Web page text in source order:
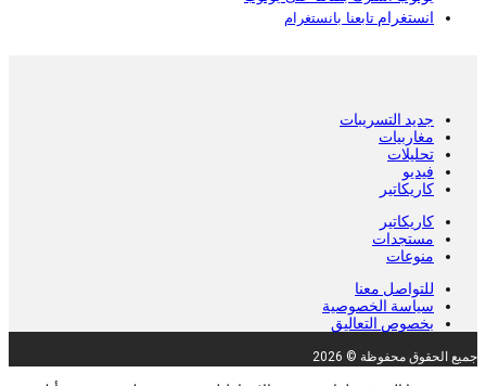
انستغرام تابعنا بانستغرام
جديد التسريبات
مغاربيات
تحليلات
فيديو
كاريكاتير
كاريكاتير
مستجدات
منوعات
للتواصل معنا
سياسة الخصوصية
بخصوص التعاليق
جميع الحقوق محفوظة © 2026